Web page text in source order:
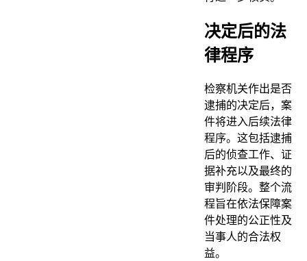
决定后的法
律程序
检察机关作出是否
逮捕的决定后，案
件将进入后续法律
程序。这包括逮捕
后的侦查工作、证
据补充以及最终的
审判阶段。整个流
程旨在依法保障案
件处理的公正性及
当事人的合法权
益。